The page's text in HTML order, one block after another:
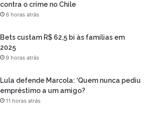
contra o crime no Chile
6 horas atrás
Bets custam R$ 62,5 bi às famílias em
2025
9 horas atrás
Lula defende Marcola: ‘Quem nunca pediu
empréstimo a um amigo?
11 horas atrás